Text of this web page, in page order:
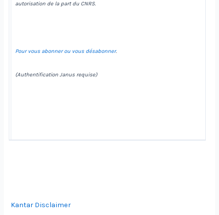
autorisation de la part du CNRS.
Pour vous abonner ou vous désabonner.
(Authentification Janus requise)
Kantar Disclaimer